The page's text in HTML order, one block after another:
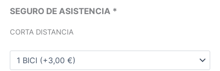
SEGURO DE ASISTENCIA *
CORTA DISTANCIA